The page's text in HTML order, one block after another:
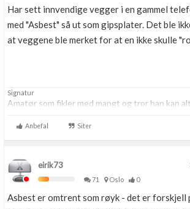
Har sett innvendige vegger i en gammel
med "Asbest" så ut som gipsplater. Det ble
at veggene ble merket for at en ikke skulle
Signatur
Amatør som fikler med mangt og tror han kan
Anbefal Siter
eirik73
71
Oslo 0
Asbest er omtrent som røyk - det er forskjell